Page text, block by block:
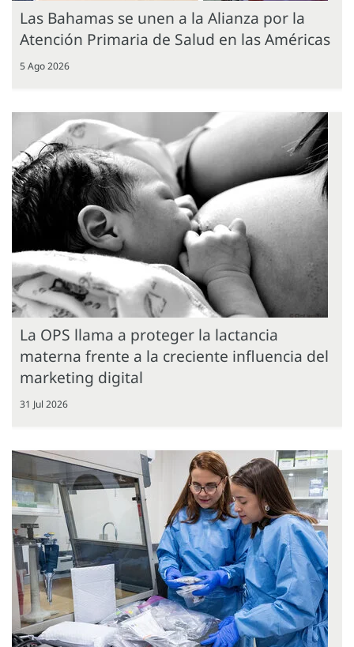
Las Bahamas se unen a la Alianza por la
Atención Primaria de Salud en las Américas
5 Ago 2026
La OPS llama a proteger la lactancia
materna frente a la creciente influencia del
marketing digital
31 Jul 2026